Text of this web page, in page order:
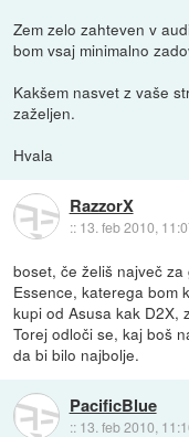
Zem zelo zahteven v
bom vsaj minimalno
Kakšem nasvet z vaše
zaželjen.
Hvala
RazzorX
:: 13. feb 2010,
boset, če želiš največ
Essence, katerega bom
kupi od Asusa kak D2X,
Torej odloči se, kaj boš
da bi bilo najbolje.
PacificBlue
:: 13. feb 2010,